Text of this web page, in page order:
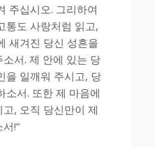
주십시오. 그리하여
통도 사랑처럼 읽고,
새겨진 당신 성흔을
서. 제 안에 있는 당
을 일깨워 주시고, 당
소서. 또한 제 마음에
, 오직 당신만이 제
!”